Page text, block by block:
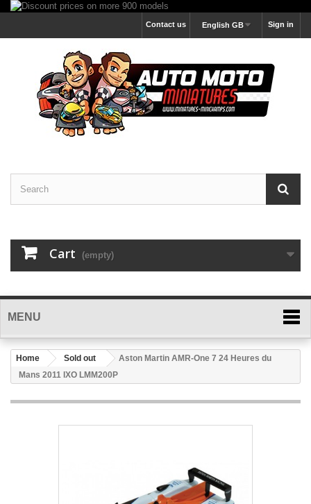
Sign in
English GB
Contact us
Cart (empty)
MENU
Home Sold out
Aston Martin AMR-One 7 24 Heures du
Mans 2011 IXO LMM200P